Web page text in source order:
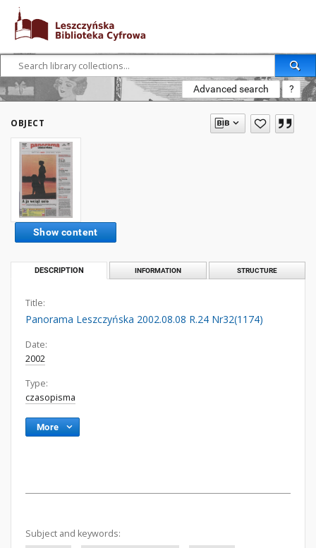
Advanced search ?
OBJECT
Show content
DESCRIPTION INFORMATION STRUCTURE
Title:
Panorama Leszczyńska 2002.08.08 R.24 Nr32(1174)
Date:
2002
Type:
czasopisma
More
Subject and keywords: